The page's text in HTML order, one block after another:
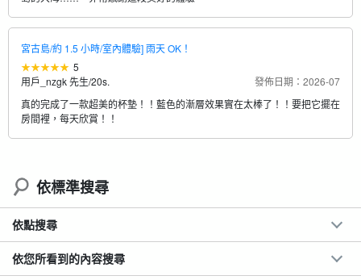
宮古島/約 1.5 小時/室內體驗] 雨天 OK！
5
用戶_nzgk 先生/20s.
發佈日期：2026-07
真的完成了一款超美的杯墊！！藍色的漸層效果實在太棒了！！要把它擺在
房間裡，每天欣賞！！
依標準搜尋
依點搜尋
依您所看到的內容搜尋